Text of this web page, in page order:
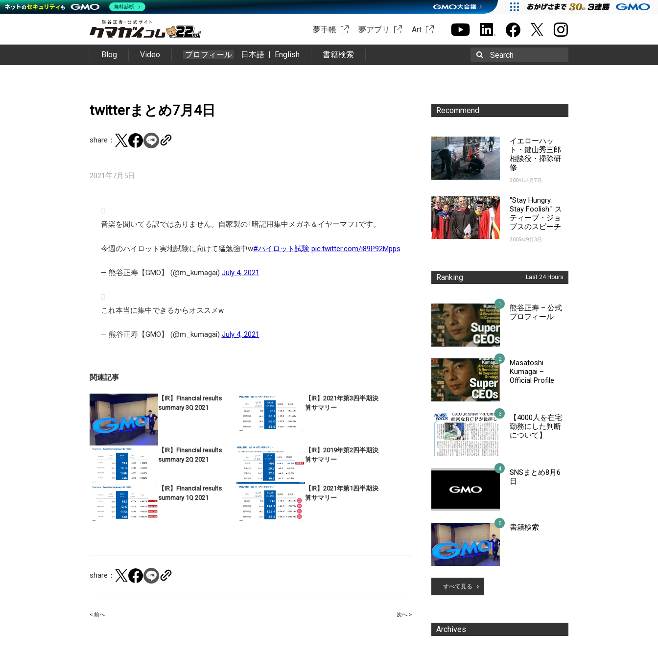
夢手帳 夢アプリ Art
Blog Video プロフィール 日本語 | English 書籍検索 Search
twitterまとめ7月4日
share：
2021年7月5日
音楽を聞いてる訳ではありません。自家製の｢暗記用集中メガネ＆イヤーマフ｣です。
今週のパイロット実地試験に向けて猛勉強中w#パイロット試験 pic.twitter.com/i89P92Mpps
— 熊谷正寿【GMO】 (@m_kumagai) July 4, 2021
これ本当に集中できるからオススメw
— 熊谷正寿【GMO】 (@m_kumagai) July 4, 2021
関連記事
【IR】Financial results
summary 3Q 2021
【IR】2021年第3四半期決
算サマリー
【IR】Financial results
summary 2Q 2021
【IR】2019年第2四半期決
算サマリー
【IR】Financial results
summary 1Q 2021
【IR】2021年第1四半期決
算サマリー
share：
Post
< 前へ 次へ >
Recommend
イエローハッ
ト・鍵山秀三郎
相談役・掃除研
修
2004年4月7日
"Stay Hungry.
Stay Foolish." ス
ティーブ・ジョ
ブスのスピーチ
2005年9月3日
Ranking Last 24 Hours
熊谷正寿 – 公式
プロフィール
Masatoshi
Kumagai –
Official Profile
【4000人を在宅
勤務にした判断
について】
SNSまとめ8月6
日
書籍検索
すべて見る
Archives
無料診断